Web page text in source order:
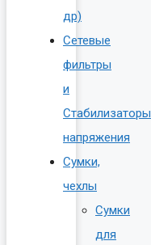
др)
Сетевые
фильтры
и
Стабилизаторы
напряжения
Сумки,
чехлы
Сумки
для